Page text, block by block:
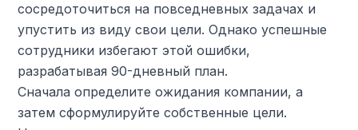
сосредоточиться на повседневных задачах и
упустить из виду свои цели. Однако успешные
сотрудники избегают этой ошибки,
разрабатывая 90-дневный план.
Сначала определите ожидания компании, а
затем сформулируйте собственные цели.